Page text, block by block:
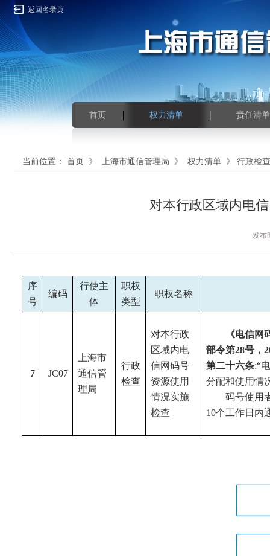
返回名录页
首页 权力清单 责任清单
当前位置： 首页 》 上海市通信管理局 》 权力清单 》 行政检查
对本行政区域内电
发
序
号
编码
行使主
体
职权
类型
职权名称
7 JC07
上海市
通信管
理局
行政
检查
对本行政
区域内电
信网码号
资源使用
情况实施
检查
《电信网
部令第28号，
第二十六条:“
分配和使用情
码号使用
10个工作日内